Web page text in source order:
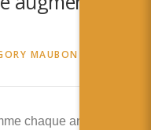
MAUBON
chaque année par le